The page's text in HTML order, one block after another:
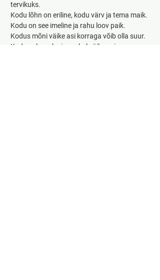
tervikuks.
Kodu lõhn on eriline, kodu värv ja tema maik.
Kodu on see imeline ja rahu loov paik.
Kodus mõni väike asi korraga võib olla suur.
Kodus oleme ka ise vahel väikene ja suur.